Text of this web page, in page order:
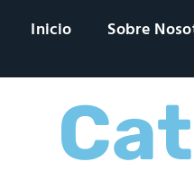
Inicio Sobre